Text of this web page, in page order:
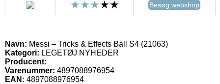
Besøg webshop
Navn: Messi – Tricks & Effects Ball S4 (21063)
Kategori: LEGETØJ NYHEDER
Producent:
Varenummer: 4897088976954
EAN: 4897088976954